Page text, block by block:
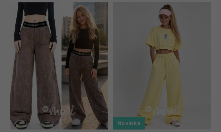
Novinka